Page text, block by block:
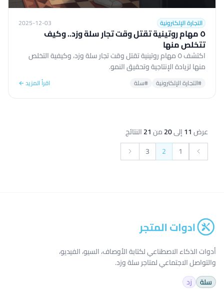
التجارة الإلكترونية 2025-12-03
٥ مهام روتينية تقتل وقت تجار سلة وزد.. وكيف
تتخلص منها
اكتشف ٥ مهام روتينية تقتل وقت تجار سلة وزد، وكيفية التخلص
منها لزيادة الإنتاجية وتحقيق النمو.
#التجارة الإلكترونية #سلة اقرأ المزيد ←
عرض11إلى20من21النتائج
&laquo; السابق 1
2
3 التالي &raquo;
أدوات الذكاء الاصطناعي لكتابة الأوصاف، السيو، الفيديو،
والتواصل الاجتماعي لمتاجر سلة وزد.
سلة
زد